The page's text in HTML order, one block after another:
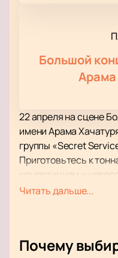
Большой
Арама
22 апреля на сцене
имени Арама
группы «Secret
Приготовьтесь к
композициям и
В рамках концерта вы
Выступление группы
Читать дальше...
Почему